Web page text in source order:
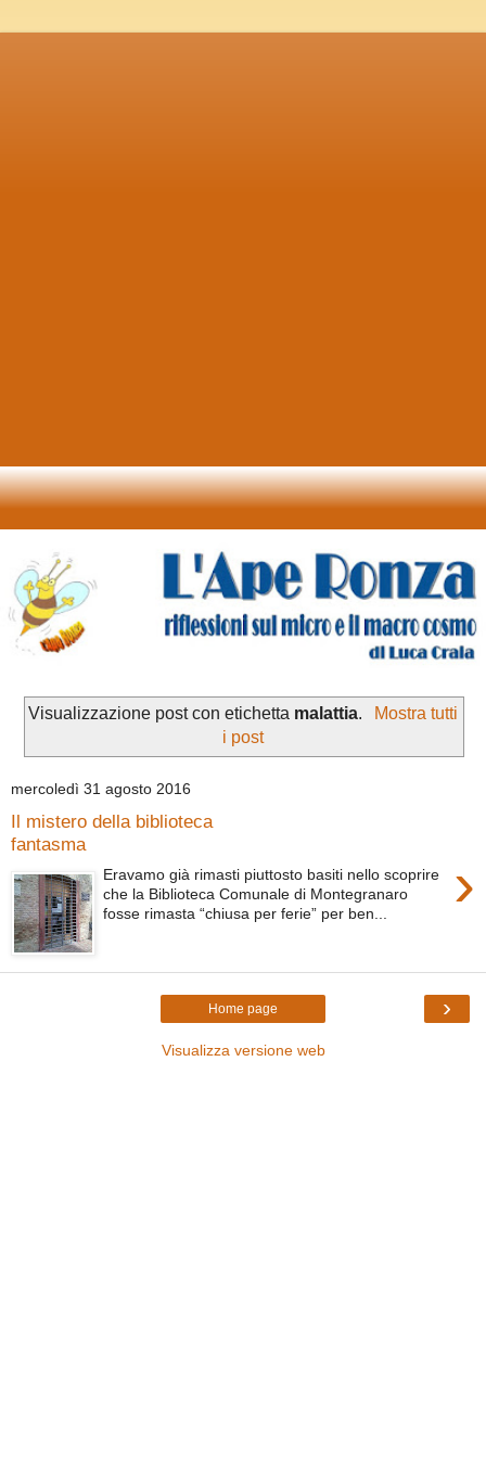
Visualizzazione post con etichetta malattia.
Mostra tutti
i post
mercoledì 31 agosto 2016
Il mistero della biblioteca
fantasma
›
Eravamo già rimasti piuttosto basiti nello scoprire
che la Biblioteca Comunale di Montegranaro
fosse rimasta “chiusa per ferie” per ben...
›
Home page
Visualizza versione web